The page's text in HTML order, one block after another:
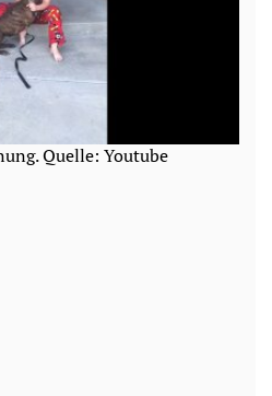
Quelle: Youtube